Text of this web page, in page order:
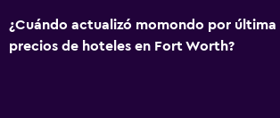
¿Cuándo actualizó momondo por última
precios de hoteles en Fort Worth?